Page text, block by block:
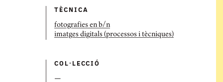
TÈCNICA
fotografies en b/n
imatges digitals (processos i tècniques)
COL·LECCIÓ
—